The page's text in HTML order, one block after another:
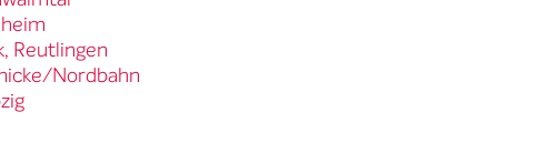
Reutlingen
Nordbahn